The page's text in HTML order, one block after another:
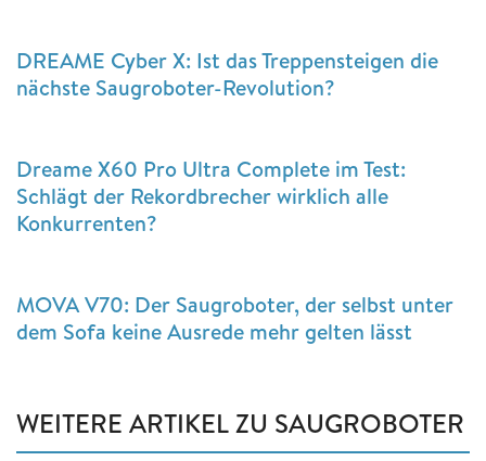
DREAME Cyber X: Ist das Treppensteigen die
nächste Saugroboter-Revolution?
Dreame X60 Pro Ultra Complete im Test:
Schlägt der Rekordbrecher wirklich alle
Konkurrenten?
MOVA V70: Der Saugroboter, der selbst unter
dem Sofa keine Ausrede mehr gelten lässt
WEITERE ARTIKEL ZU SAUGROBOTER